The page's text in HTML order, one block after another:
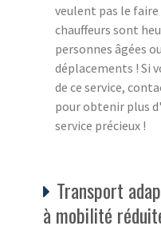
veulent pas le faire
chauffeurs sont
personnes âgées
déplacements ! Si
de ce service,
pour obtenir plus
service précieux !
Transport
à mobilité